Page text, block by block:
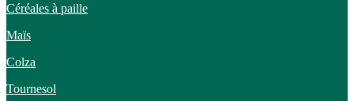
Céréales à paille
Maïs
Colza
Tournesol